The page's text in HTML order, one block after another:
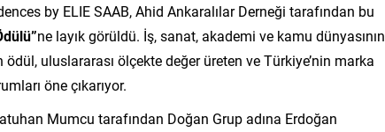
by ELIE SAAB, Ahid Ankaralılar Derneği tarafından bu
ne layık görüldü. İş, sanat, akademi ve kamu dünyasının
uluslararası ölçekte değer üreten ve Türkiye’nin marka
öne çıkarıyor.
Mumcu tarafından Doğan Grup adına Erdoğan